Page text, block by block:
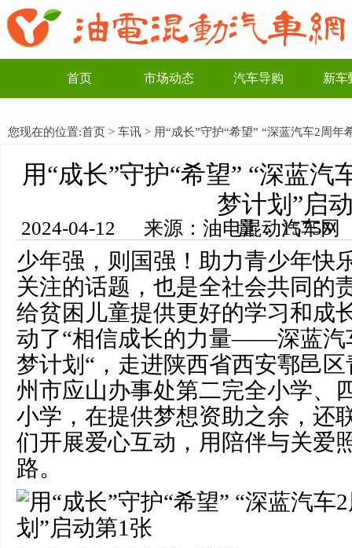
首页 市场动态 汽车导购 新车
您现在的位置:首页 > 车讯 > 用“成长”守护“希望” “深蓝汽车2周年
用“成长”守护“希望” “深蓝汽
梦计划”启
2024-04-12 来源：油电混动汽车网 编辑：李一博 浏览量： 15755
少年强，则国强！助力青少年快
关注的话题，也是全社会共同的
给贫困儿童提供更好的学习和成
动了“相信成长的力量——深蓝汽
梦计划“，走进陕西省西安鄠邑
州市应山办事处第二完全小学、
小学，在提供梦想资助之余，还
们开展爱心互动，用陪伴与关爱
路。